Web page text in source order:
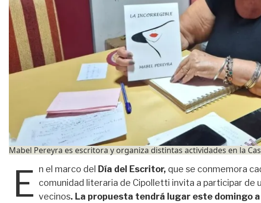
Mabel Pereyra es escritora y organiza distintas actividades en la
E n el marco del Día del Escritor, que se conmemora
comunidad literaria de Cipolletti invita a participar de
vecinos. La propuesta tendrá lugar este domingo